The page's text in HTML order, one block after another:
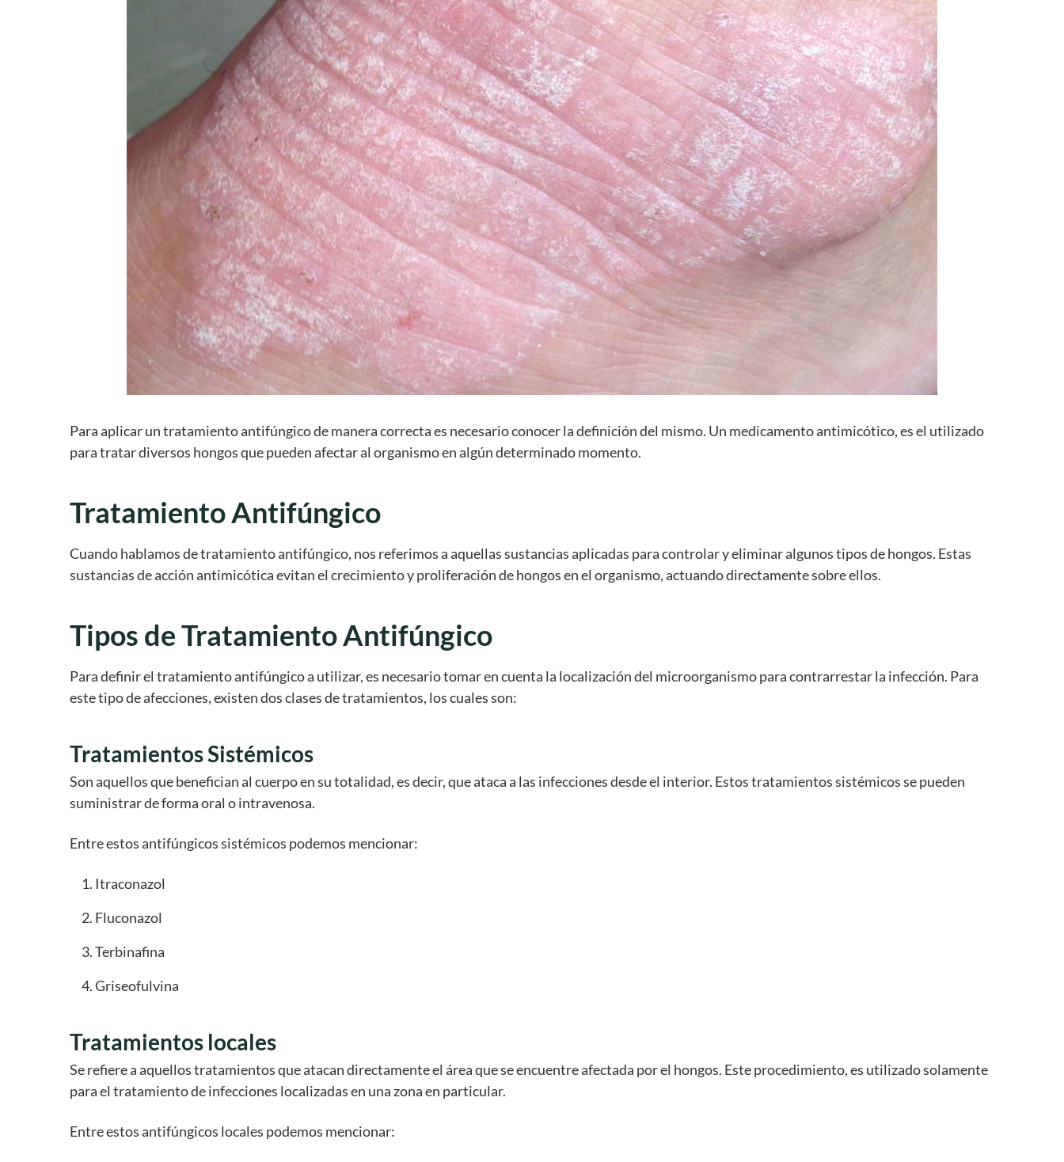
Para aplicar un tratamiento antifúngico de manera correcta es necesario conocer la definición del mismo. Un medicamento antimicótico, es el utilizado
para tratar diversos hongos que pueden afectar al organismo en algún determinado momento.
Tratamiento Antifúngico
Cuando hablamos de tratamiento antifúngico, nos referimos a aquellas sustancias aplicadas para controlar y eliminar algunos tipos de hongos. Estas
sustancias de acción antimicótica evitan el crecimiento y proliferación de hongos en el organismo, actuando directamente sobre ellos.
Tipos de Tratamiento Antifúngico
Para definir el tratamiento antifúngico a utilizar, es necesario tomar en cuenta la localización del microorganismo para contrarrestar la infección. Para
este tipo de afecciones, existen dos clases de tratamientos, los cuales son:
Tratamientos Sistémicos
Son aquellos que benefician al cuerpo en su totalidad, es decir, que ataca a las infecciones desde el interior. Estos tratamientos sistémicos se pueden
suministrar de forma oral o intravenosa.
Entre estos antifúngicos sistémicos podemos mencionar:
Itraconazol
Fluconazol
Terbinafina
Griseofulvina
Tratamientos locales
Se refiere a aquellos tratamientos que atacan directamente el área que se encuentre afectada por el hongos. Este procedimiento, es utilizado solamente
para el tratamiento de infecciones localizadas en una zona en particular.
Entre estos antifúngicos locales podemos mencionar: